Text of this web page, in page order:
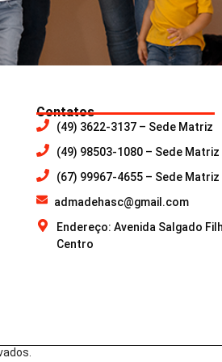
Contatos
(49) 3622-3137 – Sede Matriz
(49) 98503-1080 – Sede Matriz
(67) 99967-4655 – Sede Matriz
admadehasc@gmail.com
Endereço: Avenida Salgado
Centro